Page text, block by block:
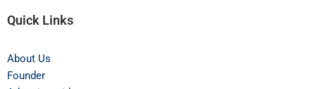
Quick Links
About Us
Founder